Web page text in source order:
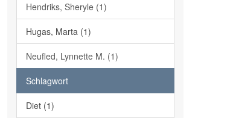
Hendriks, Sheryle (1)
Hugas, Marta (1)
Neufled, Lynnette M. (1)
Schlagwort
Diet (1)